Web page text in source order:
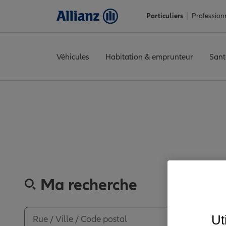
Particuliers
Véhicules Habitation & emprunteur
Ma recherche